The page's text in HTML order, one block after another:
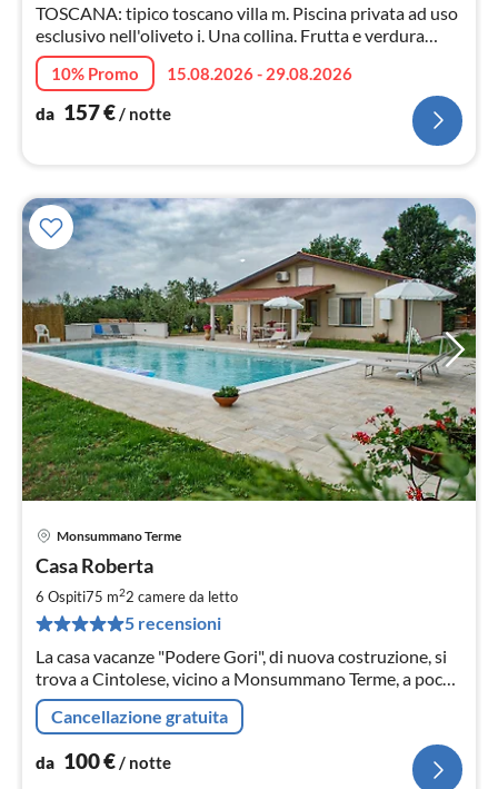
TOSCANA: tipico toscano villa m. Piscina privata ad uso
esclusivo nell'oliveto i. Una collina. Frutta e verdura
giardino con barbecue. Satellite, Wifi, come con il cane.
10% Promo
15.08.2026 - 29.08.2026
da 157€/ notte
Monsummano Terme
Casa Roberta
6 Ospiti75 m22 camere da letto
5 recensioni
La casa vacanze "Podere Gori", di nuova costruzione, si
trova a Cintolese, vicino a Monsummano Terme, a pochi
passi dalle famose terme di Grotta Giusti.
Cancellazione gratuita
da 100€/ notte